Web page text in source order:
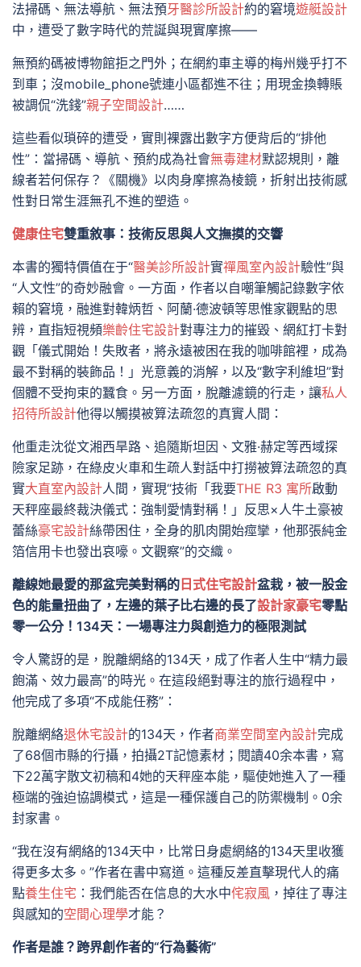
法掃碼、無法導航、無法預牙醫診所設計約的窘境遊艇設計
中，遭受了數字時代的荒誕與現實摩擦——
無預約碼被博物館拒之門外；在網約車主導的梅州幾乎打不
到車；沒mobile_phone號連小區都進不往；用現金換轉賬
被調侃“洗錢”親子空間設計……
這些看似瑣碎的遭受，實則裸露出數字方便背后的“排他
性”：當掃碼、導航、預約成為社會無毒建材默認規則，離
線者若何保存？《關機》以肉身摩擦為棱鏡，折射出技術感
性對日常生涯無孔不進的塑造。
健康住宅雙重敘事：技術反思與人文撫摸的交響
本書的獨特價值在于“醫美診所設計實禪風室內設計驗性”與
“人文性”的奇妙融會。一方面，作者以自嘲筆觸記錄數字依
賴的窘境，融進對韓炳哲、阿蘭·德波頓等思惟家觀點的思
辨，直指短視頻樂齡住宅設計對專注力的摧毀、網紅打卡對
觀「儀式開始！失敗者，將永遠被困在我的咖啡館裡，成為
最不對稱的裝飾品！」光意義的消解，以及“數字利維坦”對
個體不受拘束的蠶食。另一方面，脫離濾鏡的行走，讓私人
招待所設計他得以觸摸被算法疏忽的真實人間：
他重走沈從文湘西旱路、追隨斯坦因、文雅·赫定等西域探
險家足跡，在綠皮火車和生疏人對話中打撈被算法疏忽的真
實大直室內設計人間，實現“技術「我要THE R3 寓所啟動
天秤座最終裁決儀式：強制愛情對稱！」反思×人牛土豪被
蕾絲豪宅設計絲帶困住，全身的肌肉開始痙攣，他那張純金
箔信用卡也發出哀嚎。文觀察”的交織。
離線她最愛的那盆完美對稱的 日式住宅設計盆栽，被一股金
色的能量扭曲了，左邊的葉子比右邊的長了設計家豪宅零點
零一公分！134天：一場專注力與創造力的極限測試
令人驚訝的是，脫離網絡的134天，成了作者人生中“精力最
飽滿、效力最高”的時光。在這段絕對專注的旅行過程中，
他完成了多項“不成能任務”：
脫離網絡退休宅設計的134天，作者商業空間室內設計完成
了68個市縣的行攝，拍攝2T記憶素材；閱讀40余本書，寫
下22萬字散文初稿和4她的天秤座本能，驅使她進入了一種
極端的強迫協調模式，這是一種保護自己的防禦機制。0余
封家書。
“我在沒有網絡的134天中，比常日身處網絡的134天里收獲
得更多太多。”作者在書中寫道。這種反差直擊現代人的痛
點養生住宅 ：我們能否在信息的大水中侘寂風 ，掉往了專注
與感知的空間心理學才能？
作者是誰？跨界創作者的“行為藝術”